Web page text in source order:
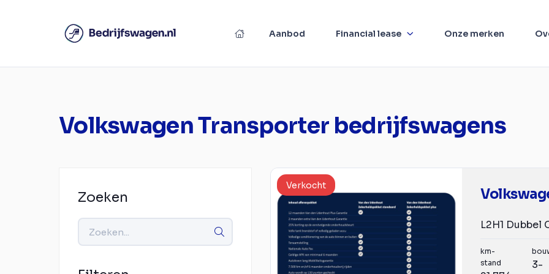
Aanbod Financial lease Onze merken
Volkswagen Transporter bedrijfswagens
Zoeken
Verkocht
km-
stand
3-